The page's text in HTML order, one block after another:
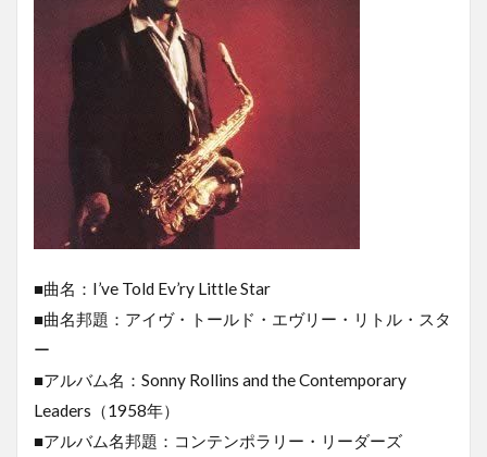
■曲名：I’ve Told Ev’ry Little Star
■曲名邦題：アイヴ・トールド・エヴリー・リトル・スタ
ー
■アルバム名：Sonny Rollins and the Contemporary
Leaders（1958年）
■アルバム名邦題：コンテンポラリー・リーダーズ